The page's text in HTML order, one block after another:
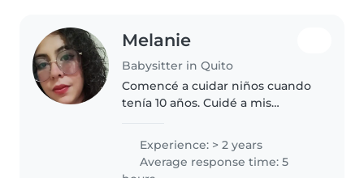
Melanie
Babysitter in Quito
Comencé a cuidar niños cuando
tenía 10 años. Cuidé a mis
Actualmente estoy estudiando la
carrera de educación inicial,
estoy en 9no semestre, casi por..
Experience: > 2 years
Average response time: 5